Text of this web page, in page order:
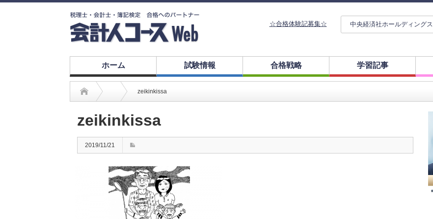
☆合格体験記募集☆ 中央経済社ホールディングス
ホーム 試験情報 合格戦略 学習記事
zeikinkissa
zeikinkissa
2019/11/21